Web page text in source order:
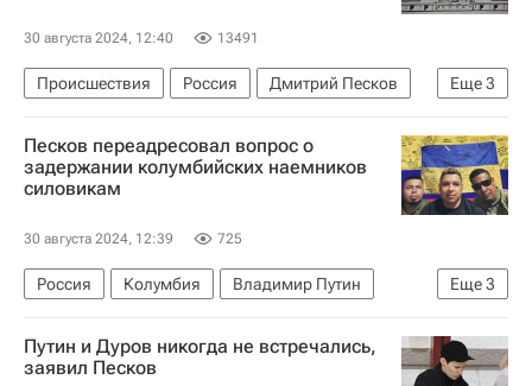
30 августа 2024, 12:40 13491
Еще3
Происшествия Россия
Дмитрий Песков
Сергей Шойгу
Министерство обороны РФ (Минобороны РФ)
Дело замминистра обороны Тимура Иванова
Песков переадресовал вопрос о
задержании колумбийских наемников
силовикам
30 августа 2024, 12:39 725
Еще3
Россия Колумбия
Владимир Путин
Дмитрий Песков
Вооруженные силы Украины
Федеральная служба безопасности РФ (ФСБ России)
Путин и Дуров никогда не встречались,
заявил Песков